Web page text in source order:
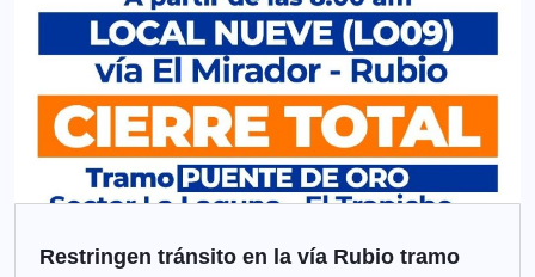
Restringen tránsito en la vía Rubio tramo